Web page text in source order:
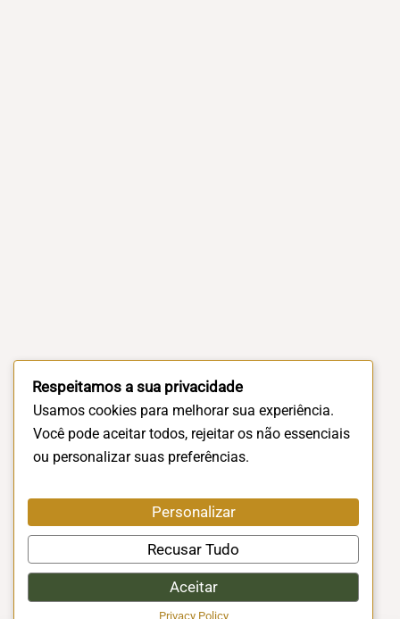
Respeitamos a sua privacidade
Usamos cookies para melhorar sua experiência.
Você pode aceitar todos, rejeitar os não essenciais
ou personalizar suas preferências.
Personalizar
Recusar Tudo
Aceitar
Privacy Policy